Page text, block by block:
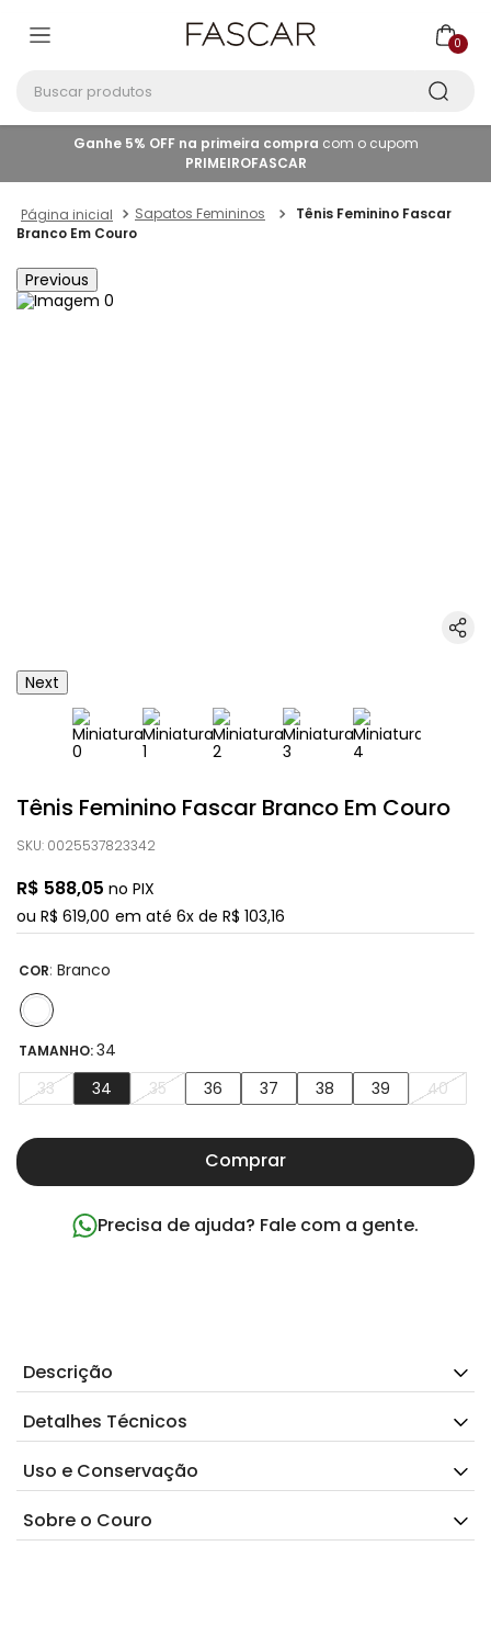
0
Ganhe 5% OFF na primeira compra com o cupom
PRIMEIROFASCAR
Sapatos Femininos
Tênis Feminino Fascar
Branco Em Couro
Previous
Next
Tênis Feminino Fascar Branco Em Couro
SKU: 0025537823342
R$ 588,05 no PIX
ou R$ 619,00 em até 6x de R$ 103,16
COR: Branco
TAMANHO:34
33
34 35 36 37 38 39 40
Comprar
Precisa de ajuda? Fale com a gente.
Descrição
Detalhes Técnicos
Uso e Conservação
Sobre o Couro